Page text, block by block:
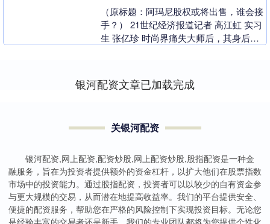
（原标题：阿玛尼股权或将出售，谁会接
手？） 21世纪经济报道记者 高江虹 实习
生 张亿珍 时尚界痛失大师后，其身后遗
银河配资文章已加载完成
关银河配资
银河配资,网上配资,配资炒股,网上配资炒股,股指配资是一种金
融服务，旨在为投资者提供额外的资金杠杆，以扩大他们在股票指数
市场中的投资能力。通过股指配资，投资者可以以较少的自有资金参
与更大规模的交易，从而潜在地提高收益率。我们的平台提供安全、
便捷的配资服务，帮助您在严格的风险控制下实现投资目标。无论您